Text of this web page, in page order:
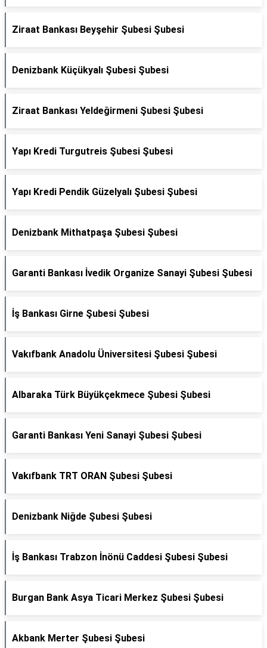
Ziraat Bankası Beyşehir Şubesi Şubesi
Denizbank Küçükyalı Şubesi Şubesi
Ziraat Bankası Yeldeğirmeni Şubesi Şubesi
Yapı Kredi Turgutreis Şubesi Şubesi
Yapı Kredi Pendik Güzelyalı Şubesi Şubesi
Denizbank Mithatpaşa Şubesi Şubesi
Garanti Bankası İvedik Organize Sanayi Şubesi Şubesi
İş Bankası Girne Şubesi Şubesi
Vakıfbank Anadolu Üniversitesi Şubesi Şubesi
Albaraka Türk Büyükçekmece Şubesi Şubesi
Garanti Bankası Yeni Sanayi Şubesi Şubesi
Vakıfbank TRT ORAN Şubesi Şubesi
Denizbank Niğde Şubesi Şubesi
İş Bankası Trabzon İnönü Caddesi Şubesi Şubesi
Burgan Bank Asya Ticari Merkez Şubesi Şubesi
Akbank Merter Şubesi Şubesi